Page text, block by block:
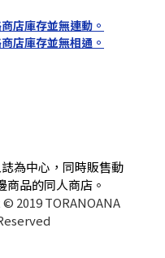
店庫存並無連動。
店庫存並無相通。
為中心，同時販售動
品的同人商店。
2019 TORANOANA